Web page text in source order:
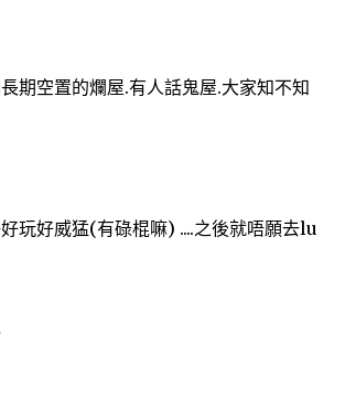
期空置的爛屋.有人話鬼屋.大家知不知
玩好威猛(有碌棍嘛) ....之後就唔願去lu